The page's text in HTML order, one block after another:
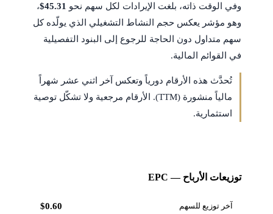
وفي الوقت ذاته، بلغت الإيرادات لكل سهم نحو $45.31،
وهو مؤشر يعكس حجم النشاط التشغيلي الذي يولّده كل
سهم متداول دون الحاجة للرجوع إلى البنود التفصيلية
في القوائم المالية.
تُحدَّث هذه الأرقام دورياً وتعكس آخر اثني عشر شهراً
مالياً منشورة (TTM). الأرقام مرجعية ولا تشكّل توصية
استثمارية.
توزيعات الأرباح — EPC
آخر توزيع للسهم $0.60